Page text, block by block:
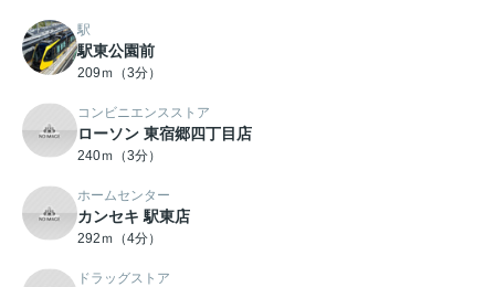
駅
駅東公園前
209ｍ（3分）
コンビニエンスストア
ローソン 東宿郷四丁目店
240ｍ（3分）
ホームセンター
カンセキ 駅東店
292ｍ（4分）
ドラッグストア